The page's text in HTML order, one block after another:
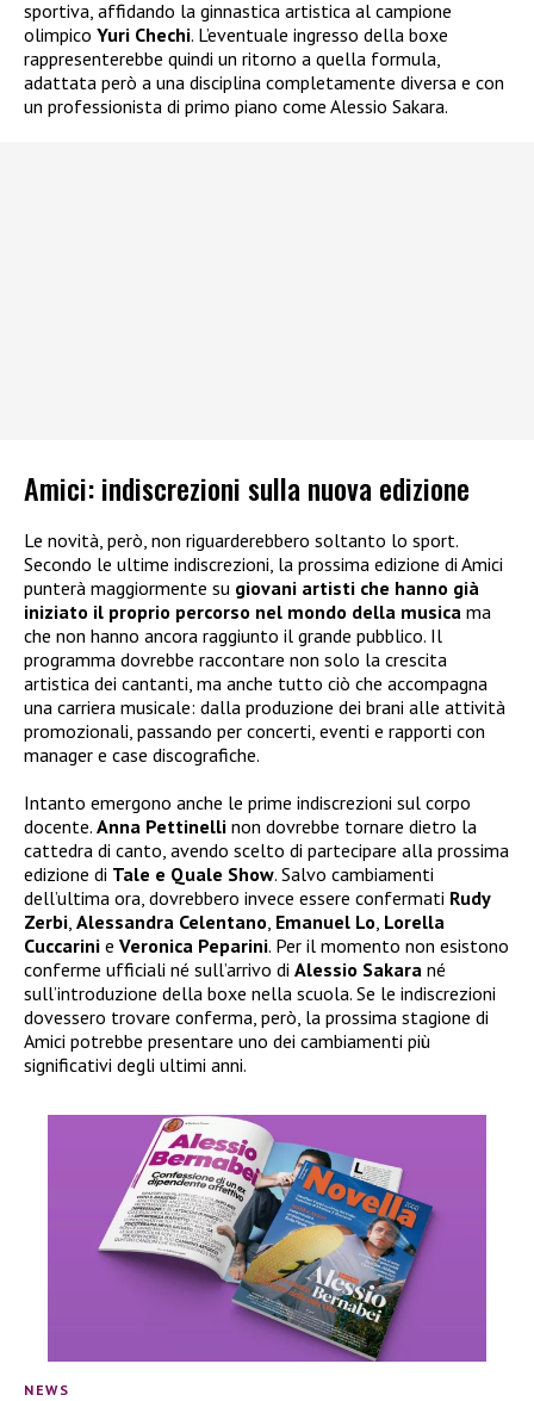
sportiva, affidando la ginnastica artistica al campione
olimpico Yuri Chechi. L’eventuale ingresso della boxe
rappresenterebbe quindi un ritorno a quella formula,
adattata però a una disciplina completamente diversa e con
un professionista di primo piano come Alessio Sakara.
Amici: indiscrezioni sulla nuova edizione
Le novità, però, non riguarderebbero soltanto lo sport.
Secondo le ultime indiscrezioni, la prossima edizione di Amici
punterà maggiormente su giovani artisti che hanno già
iniziato il proprio percorso nel mondo della musica ma
che non hanno ancora raggiunto il grande pubblico. Il
programma dovrebbe raccontare non solo la crescita
artistica dei cantanti, ma anche tutto ciò che accompagna
una carriera musicale: dalla produzione dei brani alle attività
promozionali, passando per concerti, eventi e rapporti con
manager e case discografiche.
Intanto emergono anche le prime indiscrezioni sul corpo
docente. Anna Pettinelli non dovrebbe tornare dietro la
cattedra di canto, avendo scelto di partecipare alla prossima
edizione di Tale e Quale Show. Salvo cambiamenti
dell’ultima ora, dovrebbero invece essere confermati Rudy
Zerbi, Alessandra Celentano, Emanuel Lo, Lorella
Cuccarini e Veronica Peparini. Per il momento non esistono
conferme ufficiali né sull’arrivo di Alessio Sakara né
sull’introduzione della boxe nella scuola. Se le indiscrezioni
dovessero trovare conferma, però, la prossima stagione di
Amici potrebbe presentare uno dei cambiamenti più
significativi degli ultimi anni.
NEWS